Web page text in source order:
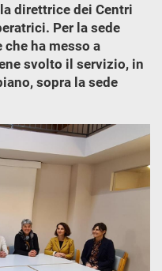
direttrice dei Centri
Per la sede
che ha messo a
svolto il servizio, in
sopra la sede